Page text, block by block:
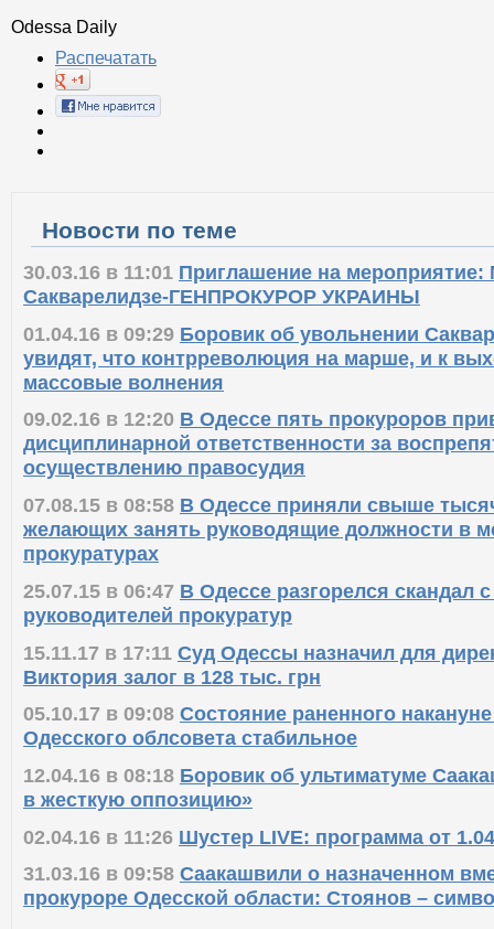
Odessa Daily
Распечатать
Новости по теме
30.03.16 в 11:01 Приглашение на мероприятие:
Сакварелидзе-ГЕНПРОКУРОР УКРАИНЫ
01.04.16 в 09:29 Боровик об увольнении
увидят, что контрреволюция на марше, и к
массовые волнения
09.02.16 в 12:20 В Одессе пять прокуроров
дисциплинарной ответственности за
осуществлению правосудия
07.08.15 в 08:58 В Одессе приняли свыше
желающих занять руководящие должности в
прокуратурах
25.07.15 в 06:47 В Одессе разгорелся скандал
руководителей прокуратур
15.11.17 в 17:11 Суд Одессы назначил для
Виктория залог в 128 тыс. грн
05.10.17 в 09:08 Состояние раненного
Одесского облсовета стабильное
12.04.16 в 08:18 Боровик об ультиматуме
в жесткую оппозицию»
02.04.16 в 11:26 Шустер LIVE: программа от
31.03.16 в 09:58 Саакашвили о назначенном
прокуроре Одесской области: Стоянов –